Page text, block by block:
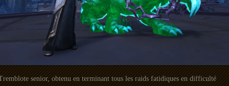
senior, obtenu en terminant tous les raids fatidiques en difficulté